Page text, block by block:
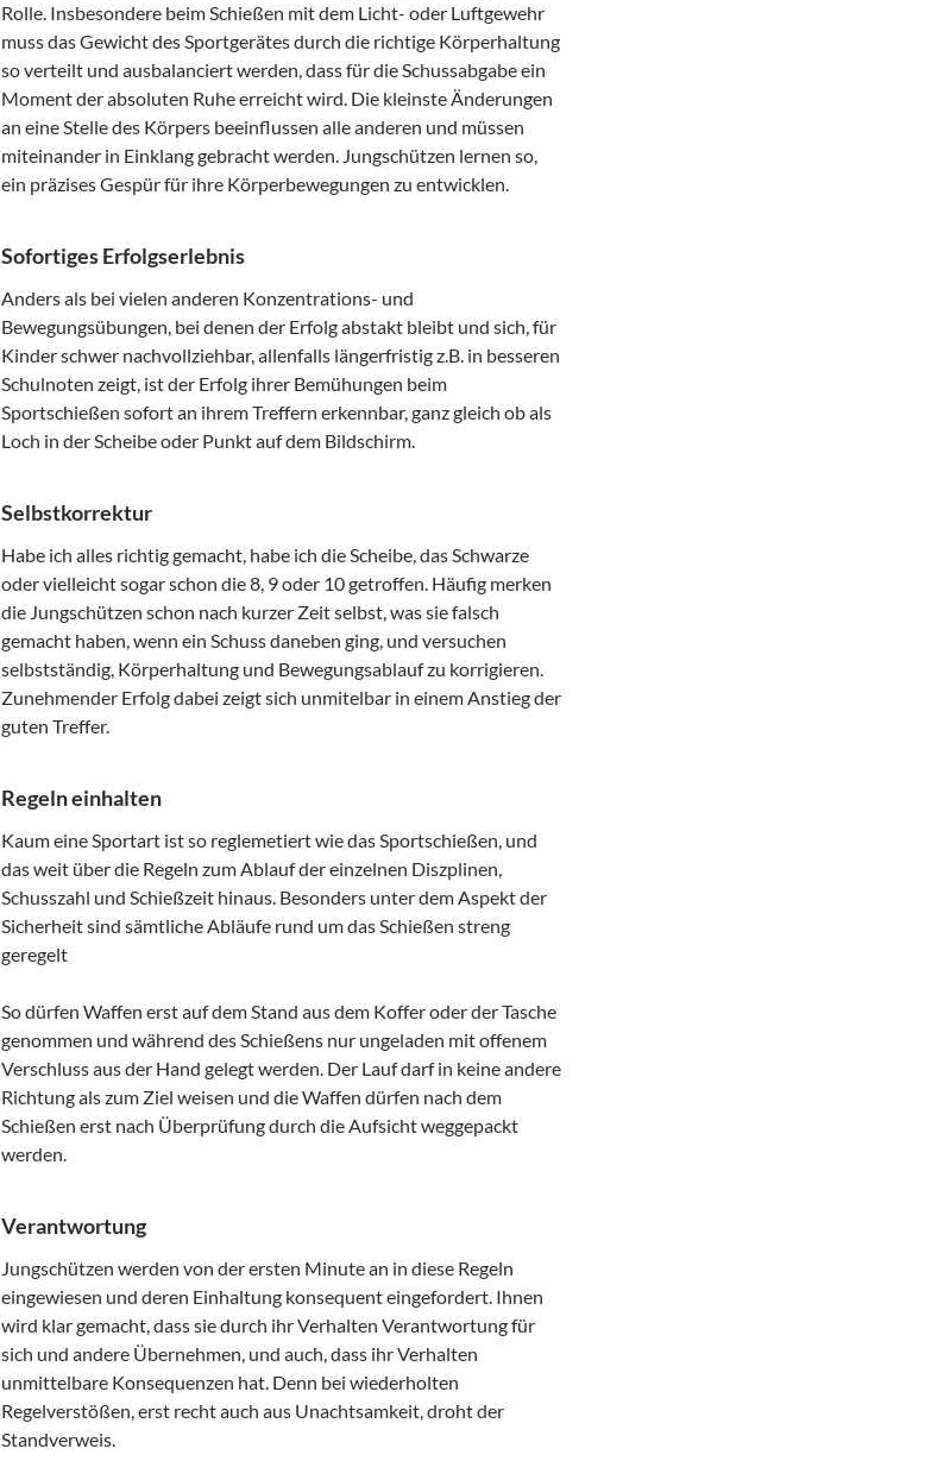
Rolle. Insbesondere beim Schießen mit dem Licht- oder Luftgewehr
muss das Gewicht des Sportgerätes durch die richtige Körperhaltung
so verteilt und ausbalanciert werden, dass für die Schussabgabe ein
Moment der absoluten Ruhe erreicht wird. Die kleinste Änderungen
an eine Stelle des Körpers beeinflussen alle anderen und müssen
miteinander in Einklang gebracht werden. Jungschützen lernen so,
ein präzises Gespür für ihre Körperbewegungen zu entwicklen.
Sofortiges Erfolgserlebnis
Anders als bei vielen anderen Konzentrations- und
Bewegungsübungen, bei denen der Erfolg abstakt bleibt und sich, für
Kinder schwer nachvollziehbar, allenfalls längerfristig z.B. in besseren
Schulnoten zeigt, ist der Erfolg ihrer Bemühungen beim
Sportschießen sofort an ihrem Treffern erkennbar, ganz gleich ob als
Loch in der Scheibe oder Punkt auf dem Bildschirm.
Selbstkorrektur
Habe ich alles richtig gemacht, habe ich die Scheibe, das Schwarze
oder vielleicht sogar schon die 8, 9 oder 10 getroffen. Häufig merken
die Jungschützen schon nach kurzer Zeit selbst, was sie falsch
gemacht haben, wenn ein Schuss daneben ging, und versuchen
selbstständig, Körperhaltung und Bewegungsablauf zu korrigieren.
Zunehmender Erfolg dabei zeigt sich unmitelbar in einem Anstieg der
guten Treffer.
Regeln einhalten
Kaum eine Sportart ist so reglemetiert wie das Sportschießen, und
das weit über die Regeln zum Ablauf der einzelnen Diszplinen,
Schusszahl und Schießzeit hinaus. Besonders unter dem Aspekt der
Sicherheit sind sämtliche Abläufe rund um das Schießen streng
geregelt
So dürfen Waffen erst auf dem Stand aus dem Koffer oder der Tasche
genommen und während des Schießens nur ungeladen mit offenem
Verschluss aus der Hand gelegt werden. Der Lauf darf in keine andere
Richtung als zum Ziel weisen und die Waffen dürfen nach dem
Schießen erst nach Überprüfung durch die Aufsicht weggepackt
werden.
Verantwortung
Jungschützen werden von der ersten Minute an in diese Regeln
eingewiesen und deren Einhaltung konsequent eingefordert. Ihnen
wird klar gemacht, dass sie durch ihr Verhalten Verantwortung für
sich und andere Übernehmen, und auch, dass ihr Verhalten
unmittelbare Konsequenzen hat. Denn bei wiederholten
Regelverstößen, erst recht auch aus Unachtsamkeit, droht der
Standverweis.